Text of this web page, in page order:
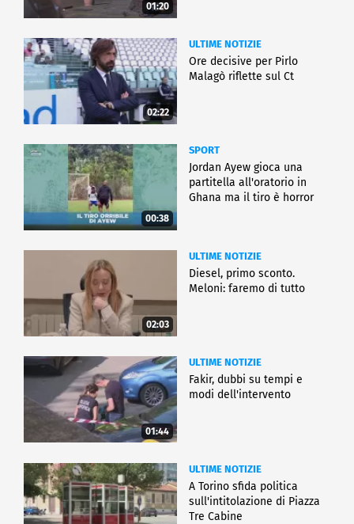
01:20
02:22
ULTIME NOTIZIE
Ore decisive per Pirlo
Malagò riflette sul Ct
00:38
SPORT
Jordan Ayew gioca una
partitella all'oratorio in
Ghana ma il tiro è horror
02:03
ULTIME NOTIZIE
Diesel, primo sconto.
Meloni: faremo di tutto
01:44
ULTIME NOTIZIE
Fakir, dubbi su tempi e
modi dell'intervento
ULTIME NOTIZIE
A Torino sfida politica
sull'intitolazione di Piazza
Tre Cabine